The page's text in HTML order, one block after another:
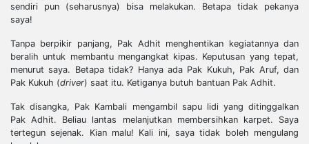
sendiri pun (seharusnya) bisa melakukan. Betapa tidak pekanya
saya!
Tanpa berpikir panjang, Pak Adhit menghentikan kegiatannya dan
beralih untuk membantu mengangkat kipas. Keputusan yang tepat,
menurut saya. Betapa tidak? Hanya ada Pak Kukuh, Pak Aruf, dan
Pak Kukuh (driver) saat itu. Ketiganya butuh bantuan Pak Adhit.
Tak disangka, Pak Kambali mengambil sapu lidi yang ditinggalkan
Pak Adhit. Beliau lantas melanjutkan membersihkan karpet. Saya
tertegun sejenak. Kian malu! Kali ini, saya tidak boleh mengulang